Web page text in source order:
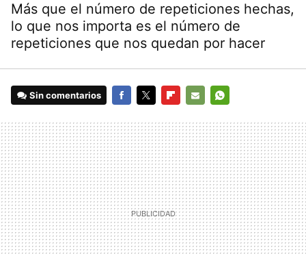
Más que el número de repeticiones hechas,
lo que nos importa es el número de
repeticiones que nos quedan por hacer
Sin comentarios
MAIL